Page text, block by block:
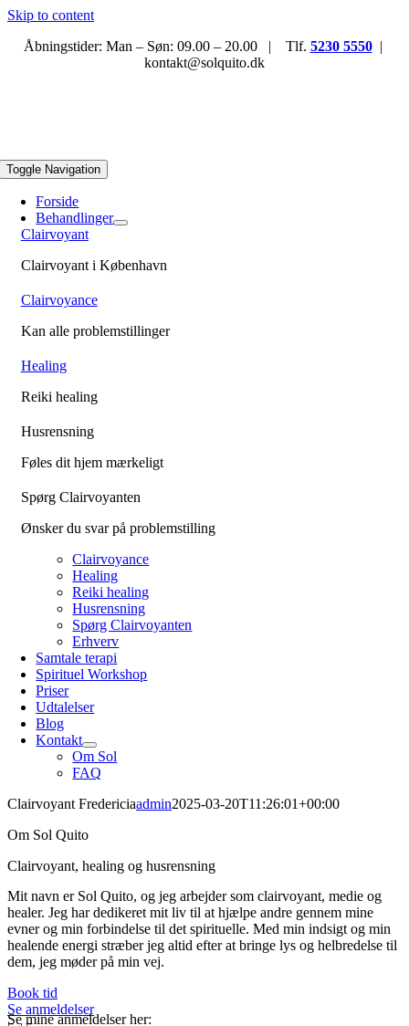
Skip to content
Åbningstider: Man – Søn: 09.00 – 20.00 | Tlf. 5230 5550|
kontakt@solquito.dk
Toggle Navigation
Forside
Behandlinger
Clairvoyant
Clairvoyant i København
Clairvoyance
Kan alle problemstillinger
Healing
Reiki healing
Husrensning
Føles dit hjem mærkeligt
Spørg Clairvoyanten
Ønsker du svar på problemstilling
Clairvoyance
Healing
Reiki healing
Husrensning
Spørg Clairvoyanten
Erhverv
Samtale terapi
Spirituel Workshop
Priser
Udtalelser
Blog
Kontakt
Om Sol
FAQ
Clairvoyant Fredericiaadmin2025-03-20T11:26:01+00:00
Om Sol Quito
Clairvoyant, healing og husrensning
Mit navn er Sol Quito, og jeg arbejder som clairvoyant, medie og
healer. Jeg har dedikeret mit liv til at hjælpe andre gennem mine
evner og min forbindelse til det spirituelle. Med min indsigt og min
healende energi stræber jeg altid efter at bringe lys og helbredelse til
dem, jeg møder på min vej.
Book tid
Se anmeldelser
Se mine anmeldelser her: